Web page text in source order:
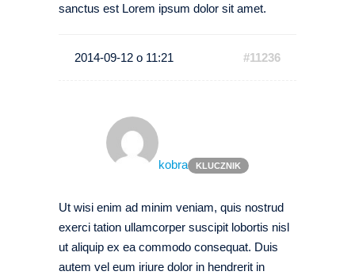
sanctus est Lorem ipsum dolor sit amet.
2014-09-12 o 11:21 #11236
kobra KLUCZNIK
Ut wisi enim ad minim veniam, quis nostrud
exerci tation ullamcorper suscipit lobortis nisl
ut aliquip ex ea commodo consequat. Duis
autem vel eum iriure dolor in hendrerit in